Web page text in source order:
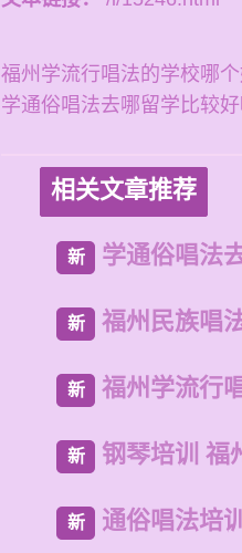
福州学流行唱法的学校哪
学通俗唱法去哪留学比较
相关文章推荐
新 学通俗唱法
新 福州民族唱
新 福州学流行
新 钢琴培训 福
新 通俗唱法培